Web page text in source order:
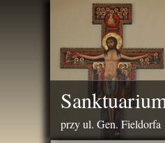
przy ul. Gen. Fieldorfa